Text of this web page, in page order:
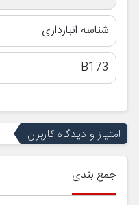
شناسه انبارداری
B173
امتیاز و دیدگاه کاربران
جمع بندی